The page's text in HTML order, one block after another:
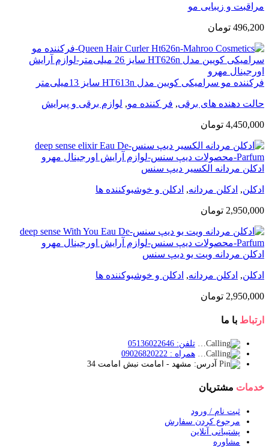
مراقبت و زیبایی مو
496,200 تومان
فرکننده مو سرامیکی کویین مدل HT613n سایز 13میلی‌متر
حالت دهنده های برقی, فر کننده مو, لوازم برقی و پیرایش
4,450,000 تومان
ادکلن مردانه الکسیر دیپ سنس
ادکلن, ادکلن مردانه, ادکلن و خوشبوکننده ها
2,950,000 تومان
ادکلن مردانه ویت یو دیپ سنس
ادکلن, ادکلن مردانه, ادکلن و خوشبوکننده ها
2,950,000 تومان
ارتباط با ما
تلفن: 05136022646
همراه : 09026820222
آدرس: مشهد - امامت نبش امامت 34
خدمات مشتریان
ثبت نام / ورود
مرجوع کردن سفارش
پشتیبانی آنلاین
مشاوره